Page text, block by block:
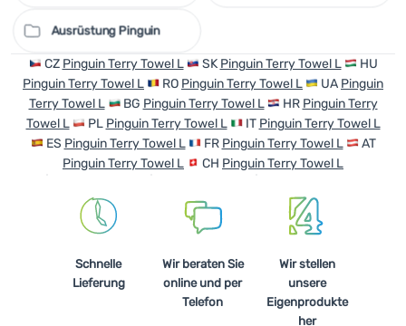
Ausrüstung Pinguin
CZ Pinguin Terry Towel L SK Pinguin Terry Towel L
HU
Pinguin Terry Towel L
RO Pinguin Terry Towel L UA Pinguin
Terry Towel L
BG Pinguin Terry Towel L HR Pinguin Terry
Towel L
PL Pinguin Terry Towel L IT Pinguin Terry Towel L
ES Pinguin Terry Towel L FR Pinguin Terry Towel L
AT
Pinguin Terry Towel L
CH Pinguin Terry Towel L
Schnelle
Lieferung
Wir beraten Sie
online und per
Telefon
Wir stellen
unsere
Eigenprodukte
her